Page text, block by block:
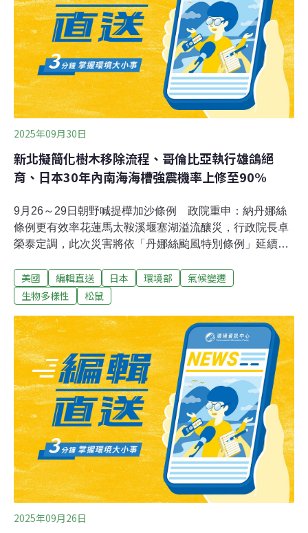
成為「戰場」「環評應該是一個決策者的工具，還是環評
本身就是決策？」張譽尹首先提到環評的本質性問題。根
據協會事前所做的議題盤點，環評的定位與決策機制是一
大問題。由於定位模糊，使得如今許多開發案的環評審查
成為開發許可的「戰場」。以現有的機制而言，環評結論
成為開發許可的實質決策。張譽尹說，
2025年09月30日
新北擬簡化樹木移除流程、哥倫比亞執行雄鴿絕
育、日本30年內南海海槽強震機率上修至90%
9月26～29日朝野喊提樺加沙條例 政院重申：納丹娜絲
條例更有效率花蓮馬太鞍溪堰塞湖溢流釀災，行政院長卓
榮泰定調，此次災害將依「丹娜絲颱風特別條例」延續補
例」。行政院29日重申，丹娜絲特別條例已將花蓮縣納入
適用，經費若有需求將提追加特別預算，希望立院支持，
導）堰塞湖潰流第8天蓄水量持續減少 已釀18死、6失聯、
121傷花蓮馬太鞍溪堰塞湖潰流進入第8天，中央災害應變
中心今舉行第22次工作會報，由副指揮官、交通部主任秘
書沈慧虹主持，截至今天上午9時30分，已釀18死、6失
聯、121傷，堰塞湖溢流口持續沖刷，周圍崩塌及溢流道
二側坡面仍不穩定，蓄水量595萬噸持續減少，潰流後至
今水位已下降118.5公尺，維持紅色警戒。
美國 編輯直送 日本 環境部
氣候變遷
生物多樣性
松鼠
2025年09月26日